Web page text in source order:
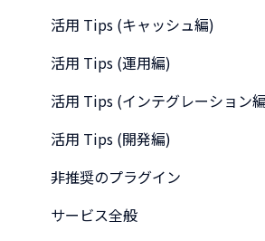
活用 Tips (キャッシュ編)
活用 Tips (運用編)
活用 Tips (インテグレーション
活用 Tips (開発編)
非推奨のプラグイン
サービス全般